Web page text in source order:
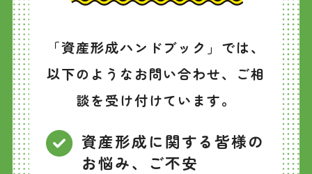
「資産形成ハンドブック」では、
以下のようなお問い合わせ、ご相
談を受け付けています。
資産形成に関する皆様の
お悩み、ご不安